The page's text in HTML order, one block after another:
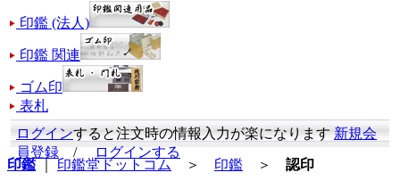
印鑑 (法人)
印鑑 関連
ゴム印
表札
ログインすると注文時の情報入力が楽になります新規会
員登録 /
ログインする
印鑑
印鑑堂ドットコム ＞ 印鑑 ＞ 認印